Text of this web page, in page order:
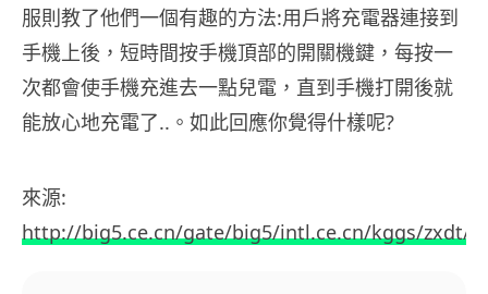
服則教了他們一個有趣的方法:用戶將充電器連接到
手機上後，短時間按手機頂部的開關機鍵，每按一
次都會使手機充進去一點兒電，直到手機打開後就
能放心地充電了..。如此回應你覺得什樣呢?
來源:
http://big5.ce.cn/gate/big5/intl.ce.cn/kggs/zxdt/